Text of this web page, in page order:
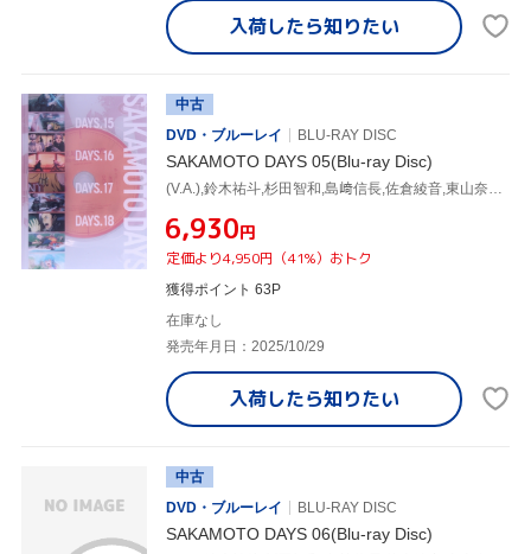
入荷したら知りたい
中古
DVD・ブルーレイ
BLU-RAY DISC
SAKAMOTO DAYS 05(Blu-ray Disc)
¥6,930円
定価より4,950円（41%）おトク
獲得ポイント 63P
在庫なし
発売年月日：2025/10/29
入荷したら知りたい
中古
DVD・ブルーレイ
BLU-RAY DISC
SAKAMOTO DAYS 06(Blu-ray Disc)